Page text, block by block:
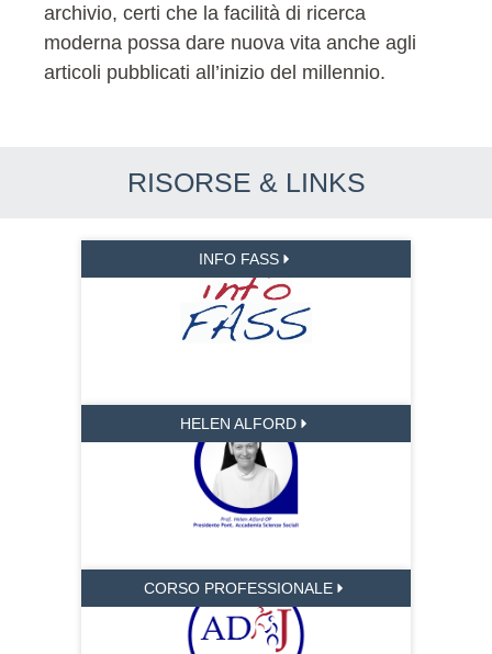
archivio, certi che la facilità di ricerca
moderna possa dare nuova vita anche agli
articoli pubblicati all’inizio del millennio.
RISORSE & LINKS
INFO FASS
HELEN ALFORD
CORSO PROFESSIONALE